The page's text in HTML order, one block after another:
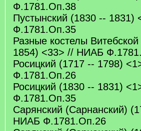
Ф.1781.Оп.38
Пустынский (1830 --
Ф.1781.Оп.35
Разные костелы
1854) <33> // НИАБ
Росицкий (1717 -- 1798)
Ф.1781.Оп.26
Росицкий (1830 -- 1831)
Ф.1781.Оп.35
Сарянский (Сарнанский)
НИАБ Ф.1781.Оп.26